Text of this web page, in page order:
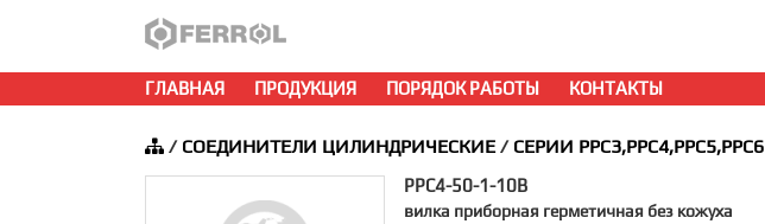
ГЛАВНАЯ ПРОДУКЦИЯ ПОРЯДОК РАБОТЫ КОНТАКТЫ
/ СОЕДИНИТЕЛИ ЦИЛИНДРИЧЕСКИЕ/ СЕРИИ РРС3,РРС4,РРС5,РРС6
РРС4-50-1-10В
вилка приборная герметичная без кожуха